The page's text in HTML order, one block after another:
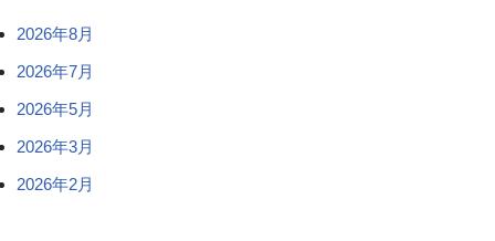
2026年8月
2026年7月
2026年5月
2026年3月
2026年2月